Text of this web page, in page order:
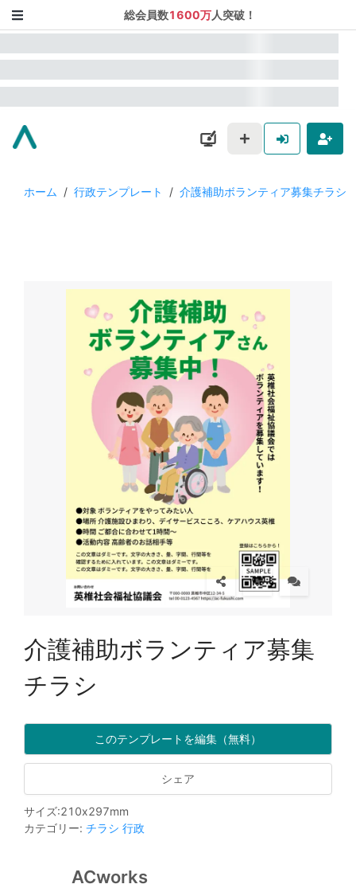
総会員数1600万人突破！
ホーム / 行政テンプレート / 介護補助ボランティア募集チラシ
介護補助ボランティア募集
チラシ
このテンプレートを編集（無料）
シェア
サイズ:210x297mm
カテゴリー: チラシ 行政
ACworks